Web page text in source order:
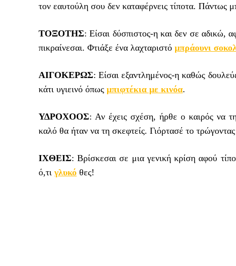
τον εαυτούλη σου δεν καταφέρνεις τίποτα. Πάντως
ΤΟΞΟΤΗΣ: Είσαι δύσπιστος-η και δεν σε αδικώ,
πικραίνεσαι. Φτιάξε ένα λαχταριστό μπράουνι
ΑΙΓΟΚΕΡΩΣ: Είσαι εξαντλημένος-η καθώς
κάτι υγιεινό όπως μπιφτέκια με κινόα.
ΥΔΡΟΧΟΟΣ: Αν έχεις σχέση, ήρθε ο καιρός να
καλό θα ήταν να τη σκεφτείς. Γιόρτασέ το τρώγοντας
ΙΧΘΕIΣ: Βρίσκεσαι σε μια γενική κρίση αφού
ό,τι γλυκό θες!